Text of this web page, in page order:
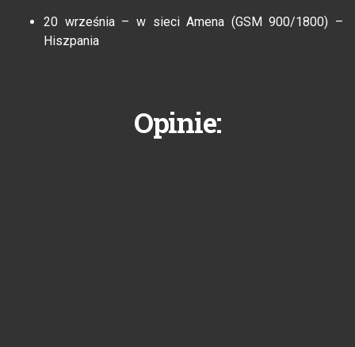
20 września – w sieci Amena (GSM 900/1800) –
Hiszpania
Opinie: